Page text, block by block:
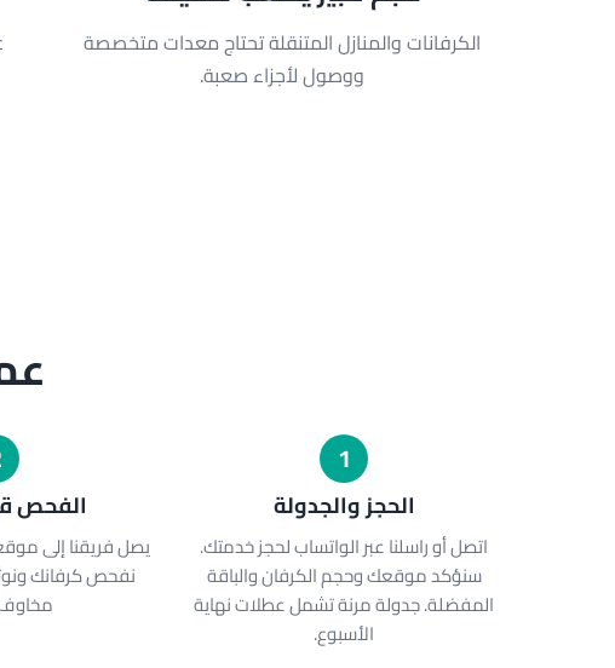
الكرفانات والمنازل المتنقلة تحتاج معدات متخصصة
ووصول لأجزاء صعبة.
1
الحجز والجدولة
اتصل أو راسلنا عبر الواتساب لحجز خدمتك.
سنؤكد موقعك وحجم الكرفان والباقة
المفضلة. جدولة مرنة تشمل عطلات نهاية
الأسبوع.
الفحص
يصل فريقنا إلى
نفحص كرفانك